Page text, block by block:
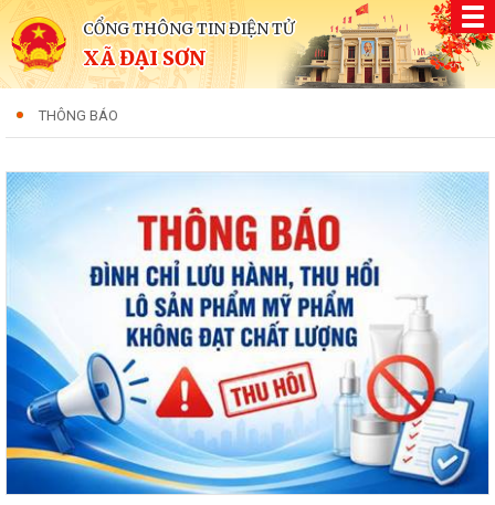
CỔNG THÔNG TIN ĐIỆN TỬ
XÃ ĐẠI SƠN
THÔNG BÁO